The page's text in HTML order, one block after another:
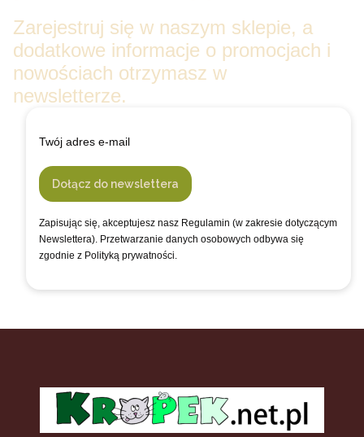
Zarejestruj się w naszym sklepie, a
dodatkowe informacje o promocjach i
nowościach otrzymasz w
newsletterze.
Twój adres e-mail
Dołącz do newslettera
Zapisując się, akceptujesz nasz Regulamin (w zakresie dotyczącym
Newslettera). Przetwarzanie danych osobowych odbywa się
zgodnie z Polityką prywatności.